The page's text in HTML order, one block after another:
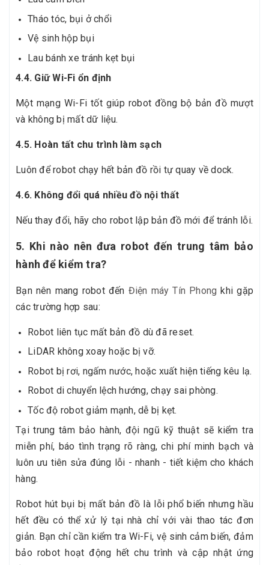
Tháo tóc, bụi ở chổi
Vệ sinh hộp bụi
Lau bánh xe tránh kẹt bụi
4.4. Giữ Wi-Fi ổn định
Một mạng Wi-Fi tốt giúp robot đồng bộ bản đồ mượt
và không bị mất dữ liệu.
4.5. Hoàn tất chu trình làm sạch
Luôn để robot chạy hết bản đồ rồi tự quay về dock.
4.6. Không đổi quá nhiều đồ nội thất
Nếu thay đổi, hãy cho robot lập bản đồ mới để tránh lỗi.
5. Khi nào nên đưa robot đến trung tâm bảo
hành để kiểm tra?
Bạn nên mang robot đến Điện máy Tín Phong khi gặp
các trường hợp sau:
Robot liên tục mất bản đồ dù đã reset.
LiDAR không xoay hoặc bị vỡ.
Robot bị rơi, ngấm nước, hoặc xuất hiện tiếng kêu lạ.
Robot di chuyển lệch hướng, chạy sai phòng.
Tốc độ robot giảm mạnh, dễ bị kẹt.
Tại trung tâm bảo hành, đội ngũ kỹ thuật sẽ kiểm tra
miễn phí, báo tình trạng rõ ràng, chi phí minh bạch và
luôn ưu tiên sửa đúng lỗi - nhanh - tiết kiệm cho khách
hàng.
Robot hút bụi bị mất bản đồ là lỗi phổ biến nhưng hầu
hết đều có thể xử lý tại nhà chỉ với vài thao tác đơn
giản. Bạn chỉ cần kiểm tra Wi-Fi, vệ sinh cảm biến, đảm
bảo robot hoạt động hết chu trình và cập nhật ứng